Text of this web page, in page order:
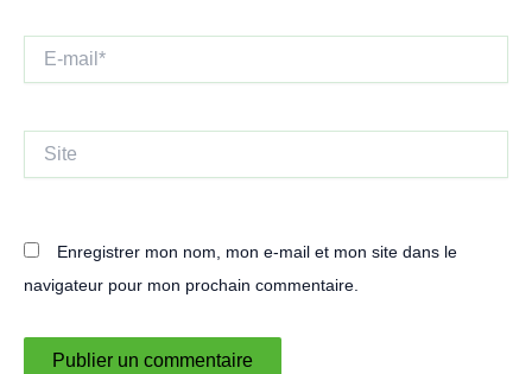
mail*
Enregistrer mon nom, mon e-mail et mon site dans le
navigateur pour mon prochain commentaire.